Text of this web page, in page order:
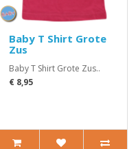
Baby T Shirt Grote
Zus
Baby T Shirt Grote Zus..
€ 8,95